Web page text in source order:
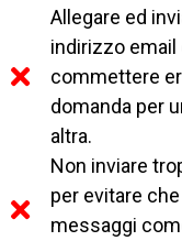
Allegare ed
indirizzo email
commettere
domanda per
altra.
Non inviare
per evitare
messaggi